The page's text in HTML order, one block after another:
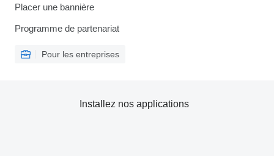
Placer une bannière
Programme de partenariat
Pour les entreprises
Installez nos applications